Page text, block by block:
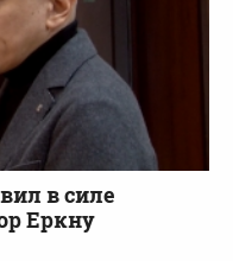
в силе
Еркну